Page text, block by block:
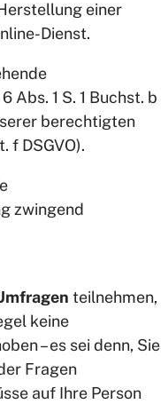
einer
Dienst.
Abs. 1 S. 1 Buchst. b
berechtigten
f DSGVO).
zwingend
teilnehmen,
keine
– es sei denn, Sie
Fragen
auf Ihre Person